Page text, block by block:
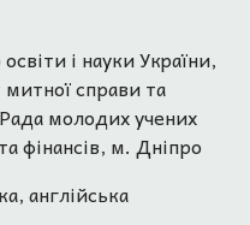
і науки України,
справи та
молодих учених
фінансів, м. Дніпро
англійська